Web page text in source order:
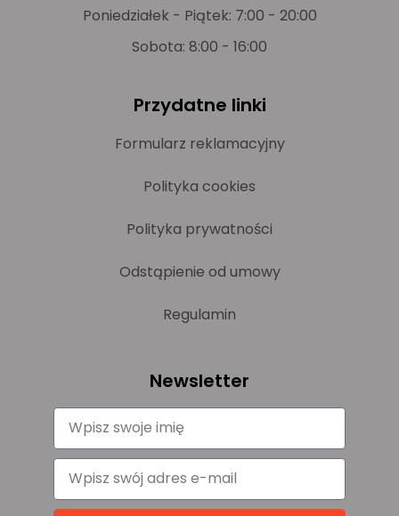
Poniedziałek - Piątek: 7:00 - 20:00
Sobota: 8:00 - 16:00
Przydatne linki
Formularz reklamacyjny
Polityka cookies
Polityka prywatności
Odstąpienie od umowy
Regulamin
Newsletter